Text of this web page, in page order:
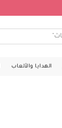
الهدايا والألعاب